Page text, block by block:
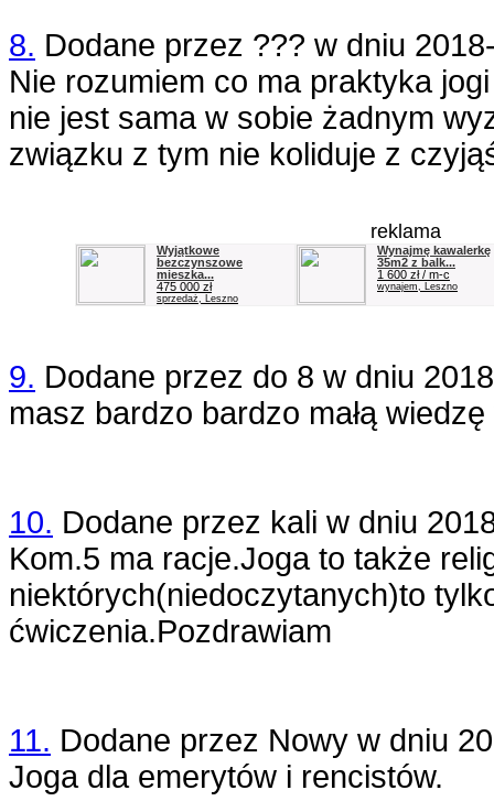
8. Dodane przez ??? w dniu
Nie rozumiem co ma praktyka
nie jest sama w sobie żadnym
związku z tym nie koliduje z
reklama
Wyjątkowe
bezczynszowe
mieszka...
475 000 zł
sprzedaż, Leszno
Wynajmę kawalerkę
35m2 z balk...
1 600 zł / m-c
wynajem, Leszno
9. Dodane przez do 8 w dniu
masz bardzo bardzo małą
10. Dodane przez kali w dniu
Kom.5 ma racje.Joga to także
niektórych(niedoczytanych)to
ćwiczenia.Pozdrawiam
11. Dodane przez Nowy w dniu
Joga dla emerytów i rencistów.